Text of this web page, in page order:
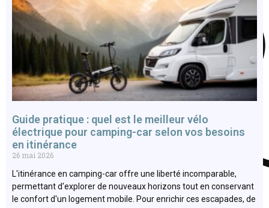
Guide pratique : quel est le meilleur vélo
électrique pour camping-car selon vos besoins
en itinérance
26 mai 2026
L'itinérance en camping-car offre une liberté incomparable,
permettant d'explorer de nouveaux horizons tout en conservant
le confort d'un logement mobile. Pour enrichir ces escapades, de